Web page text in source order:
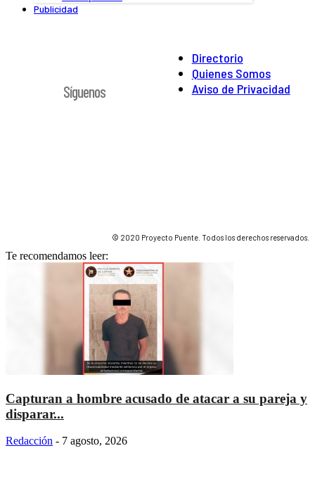
Publicidad
Directorio
Quienes Somos
Aviso de Privacidad
Síguenos
© 2020 Proyecto Puente. Todos los derechos reservados.
Te recomendamos leer:
Capturan a hombre acusado de atacar a su pareja y
disparar...
Redacción - 7 agosto, 2026